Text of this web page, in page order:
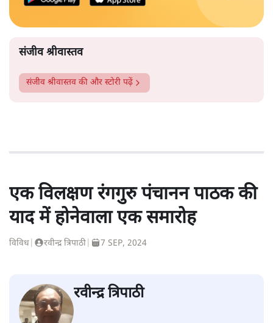
संजीव श्रीवास्तव
संजीव श्रीवास्तव की और स्टोरी पढ़ें
एक विलक्षण रंगगुरु पंचानन पाठक की
याद में होनेवाला एक समारोह
विविध रवीन्द्र त्रिपाठी 7 SEP, 2024
रवीन्द्र त्रिपाठी